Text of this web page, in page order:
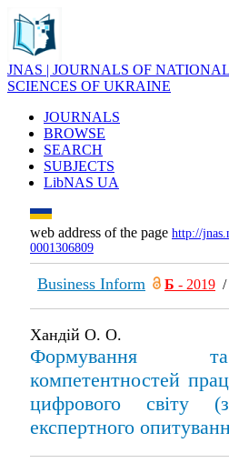
JNAS | JOURNALS OF
SCIENCES OF UKRAINE
JOURNALS
BROWSE
SEARCH
SUBJECTS
LibNAS UA
web address of the page http://
0001306809
Business Inform Б - 2019
Хандій О. О.
Формування
компетентностей
цифрового світу
експертного